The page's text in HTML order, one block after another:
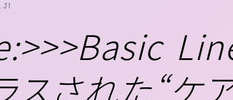
スされた“ケ